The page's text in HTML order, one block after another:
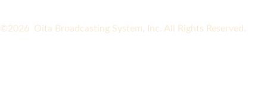
©2026 Oita Broadcasting System, Inc. All Rights Reserved.